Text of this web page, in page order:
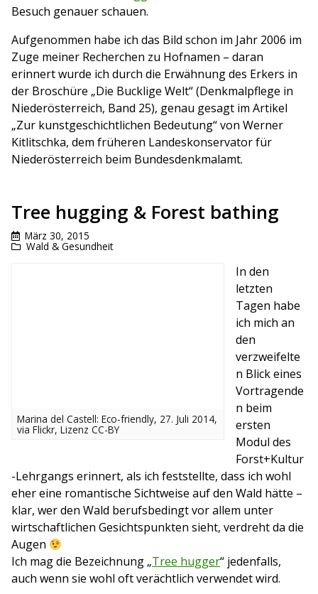
Besuch genauer schauen.
Aufgenommen habe ich das Bild schon im Jahr 2006 im
Zuge meiner Recherchen zu Hofnamen – daran
erinnert wurde ich durch die Erwähnung des Erkers in
der Broschüre „Die Bucklige Welt“ (Denkmalpflege in
Niederösterreich, Band 25), genau gesagt im Artikel
„Zur kunstgeschichtlichen Bedeutung“ von Werner
Kitlitschka, dem früheren Landeskonservator für
Niederösterreich beim Bundesdenkmalamt.
Tree hugging & Forest bathing
März 30, 2015
Wald & Gesundheit
Marina del Castell: Eco-friendly, 27. Juli 2014,
via Flickr, Lizenz CC-BY
In den
letzten
Tagen habe
ich mich an
den
verzweifelte
n Blick eines
Vortragende
n beim
ersten
Modul des
Forst+Kultur
-Lehrgangs erinnert, als ich feststellte, dass ich wohl
eher eine romantische Sichtweise auf den Wald hätte –
klar, wer den Wald berufsbedingt vor allem unter
wirtschaftlichen Gesichtspunkten sieht, verdreht da die
Augen
Ich mag die Bezeichnung „Tree hugger“ jedenfalls,
auch wenn sie wohl oft verächtlich verwendet wird.